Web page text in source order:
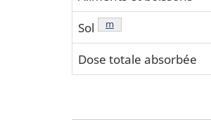
Sol
Note de bas de page
m
Dose totale absorbée